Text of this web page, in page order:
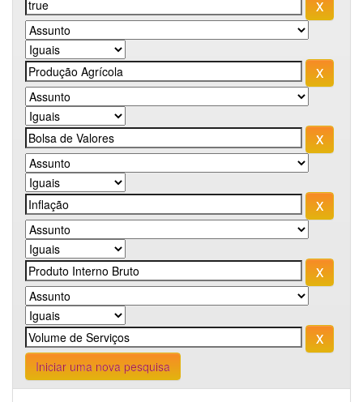
Iniciar uma nova pesquisa